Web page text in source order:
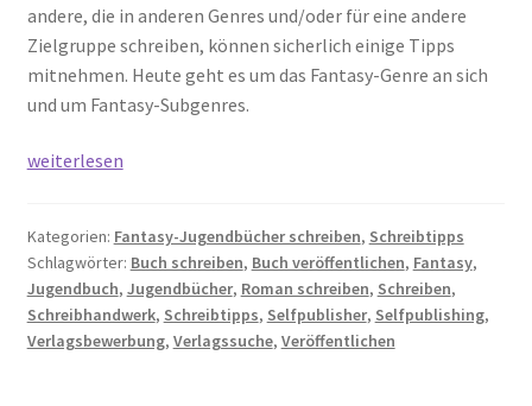
andere, die in anderen Genres und/oder für eine andere
Zielgruppe schreiben, können sicherlich einige Tipps
mitnehmen. Heute geht es um das Fantasy-Genre an sich
und um Fantasy-Subgenres.
Fantasy-
–
Teil
1:
Das
weiterlesen
Kategorien: Fantasy-Jugendbücher schreiben, Schreibtipps
Schlagwörter: Buch schreiben, Buch veröffentlichen, Fantasy,
Jugendbuch, Jugendbücher, Roman schreiben, Schreiben,
Schreibhandwerk, Schreibtipps, Selfpublisher, Selfpublishing,
Verlagsbewerbung, Verlagssuche, Veröffentlichen